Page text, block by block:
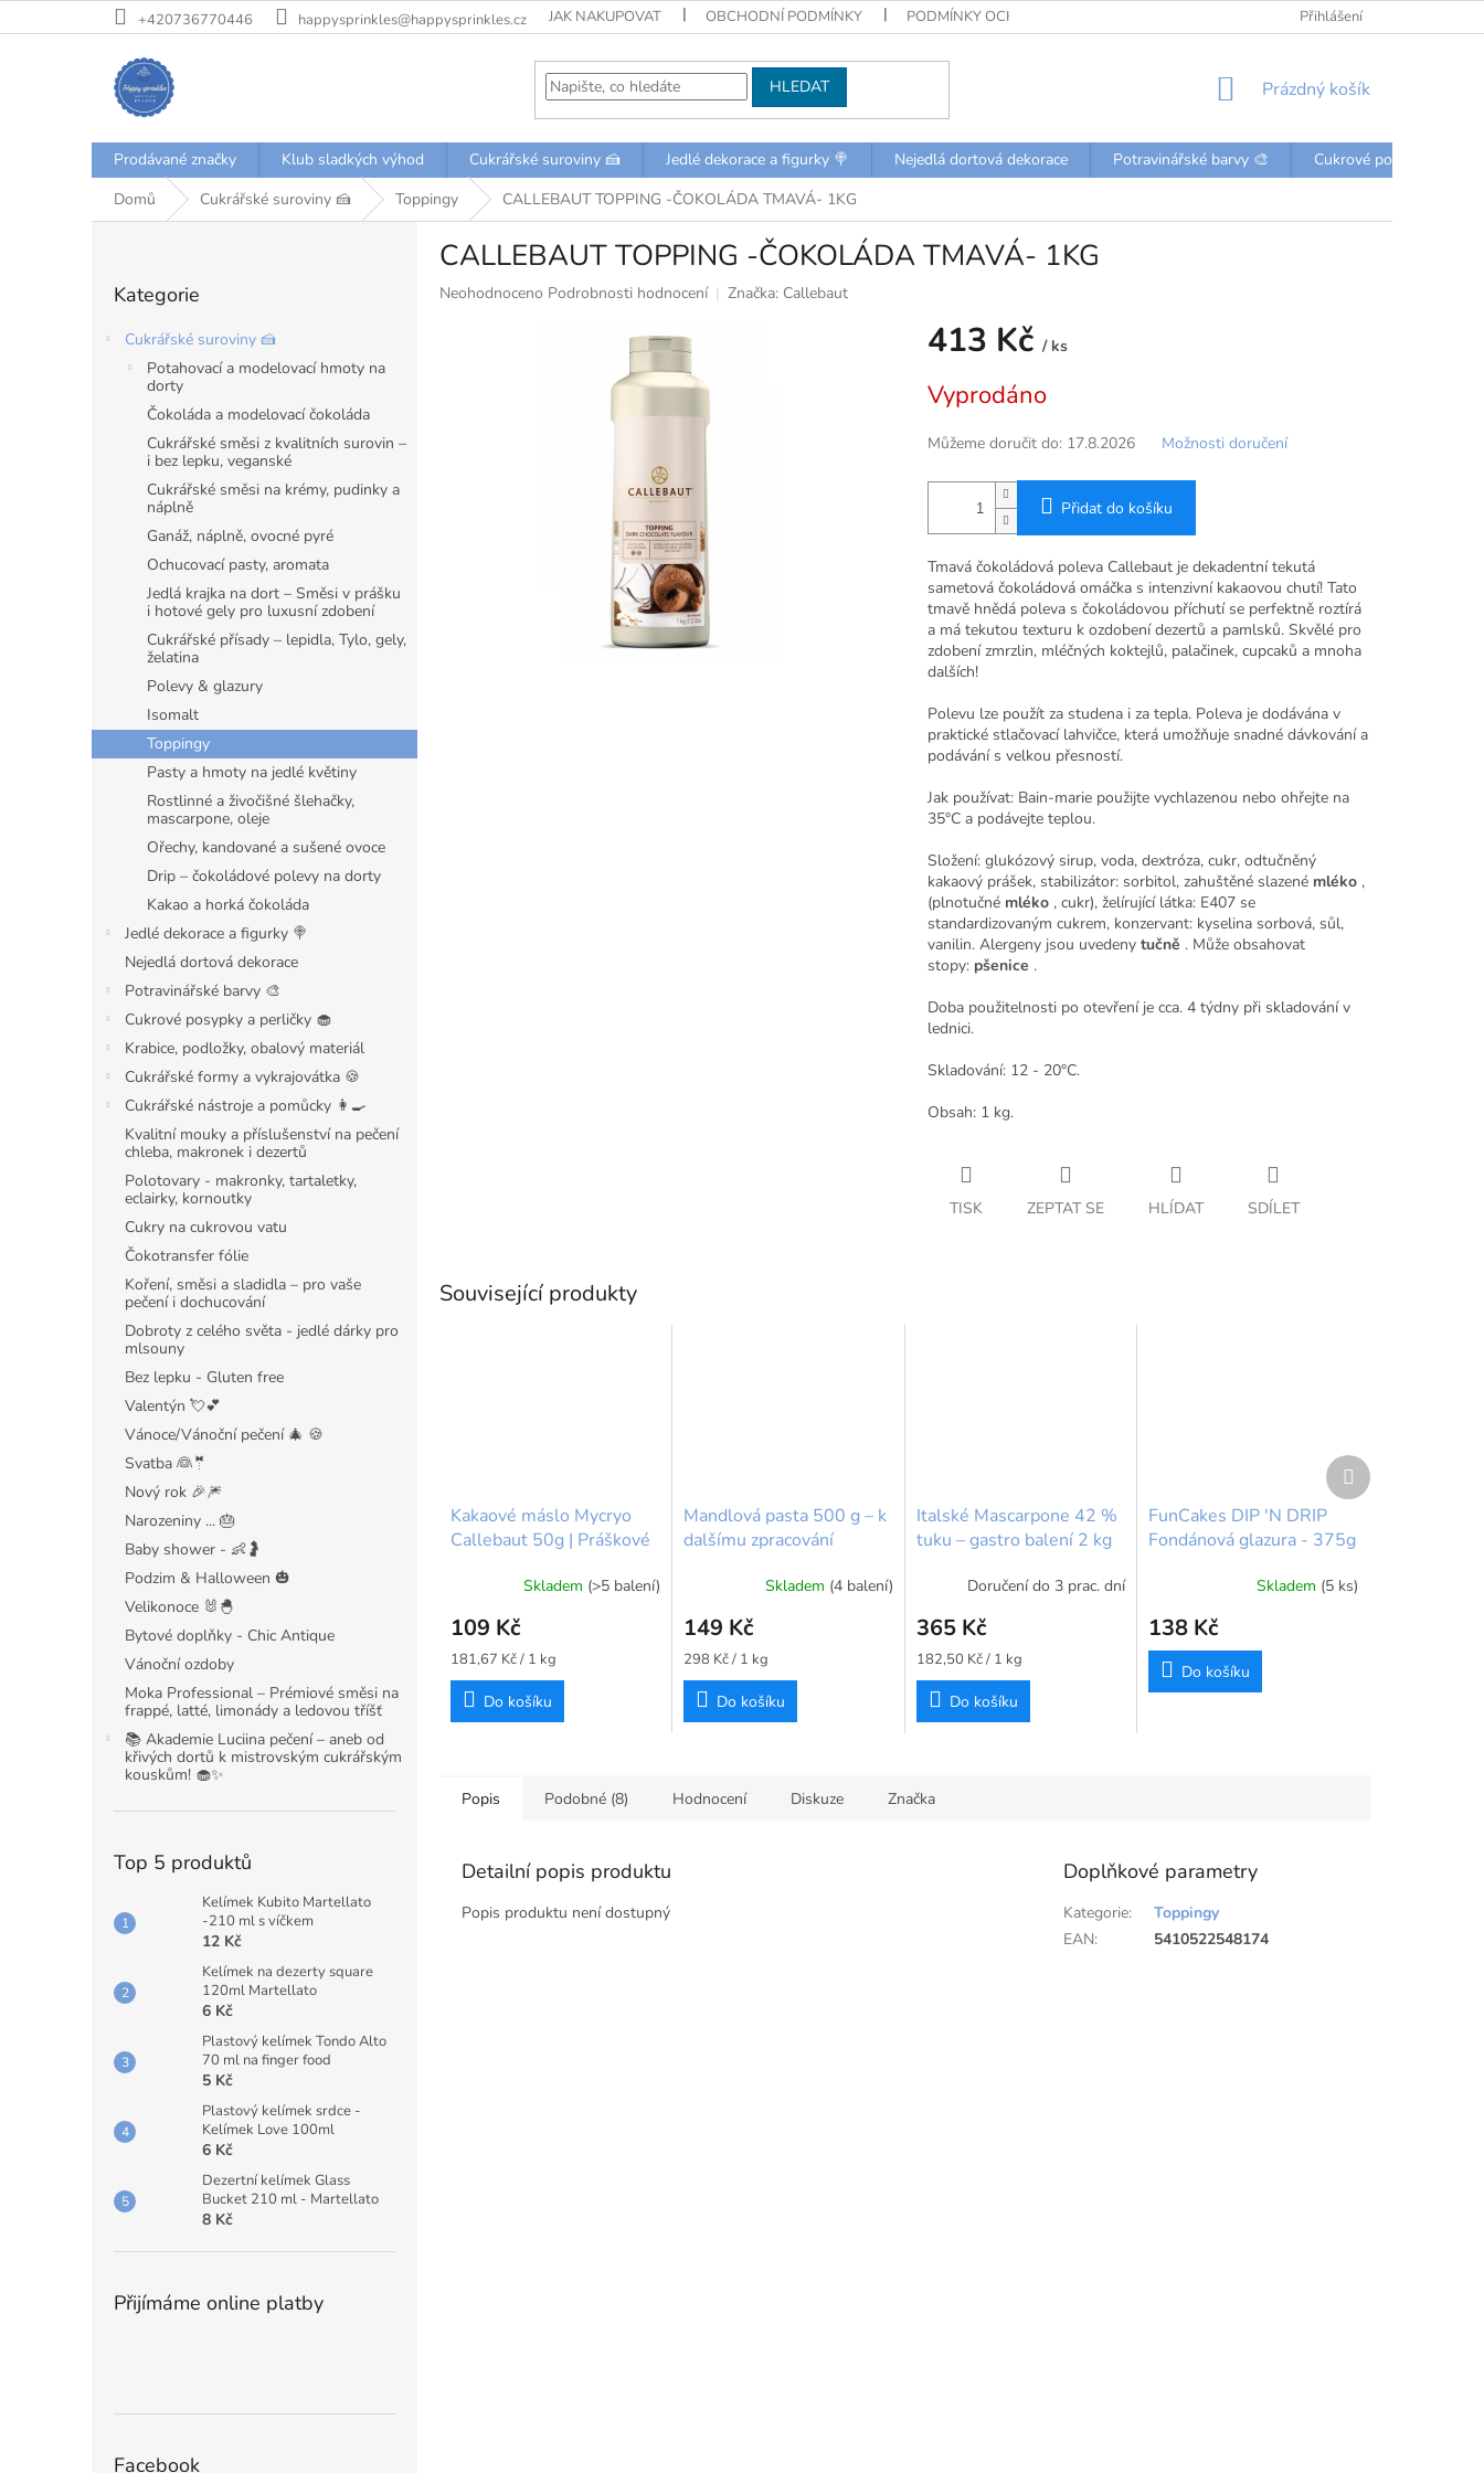
na
+420736770446 happysprinkles@happysprinkles.cz JAK NAKUPOVAT OBCHODNÍ PODMÍNKY PODMÍNKY OCHRANY OSOBNÍCH ÚDAJŮ KONTAKTYPřihlášení
HLEDAT
NÁKUPNÍ
Prázdný košík
Prodávané značky Klub sladkých výhod Cukrářské suroviny 🍰 Jedlé dekorace a figurky 🍭 Nejedlá dortová dekorace Potravinářské barvy 🎨
Cukrové posypky a
Domů
Cukrářské suroviny 🍰 Toppingy CALLEBAUT TOPPING -ČOKOLÁDA TMAVÁ- 1KG
kategorie
Kategorie
Cukrářské suroviny 🍰
Potahovací a modelovací hmoty na
dorty
Čokoláda a modelovací čokoláda
Cukrářské směsi z kvalitních surovin –
i bez lepku, veganské
Cukrářské směsi na krémy, pudinky a
náplně
Ganáž, náplně, ovocné pyré
Ochucovací pasty, aromata
Jedlá krajka na dort – Směsi v prášku
i hotové gely pro luxusní zdobení
Cukrářské přísady – lepidla, Tylo, gely,
želatina
Polevy & glazury
Isomalt
Toppingy
Pasty a hmoty na jedlé květiny
Rostlinné a živočišné šlehačky,
mascarpone, oleje
Ořechy, kandované a sušené ovoce
Drip – čokoládové polevy na dorty
Kakao a horká čokoláda
Jedlé dekorace a figurky 🍭
Nejedlá dortová dekorace
Potravinářské barvy 🎨
Cukrové posypky a perličky 🧁
Krabice, podložky, obalový materiál
Cukrářské formy a vykrajovátka 🍪
Cukrářské nástroje a pomůcky 👩‍🍳
Kvalitní mouky a příslušenství na pečení
chleba, makronek i dezertů
Polotovary - makronky, tartaletky,
eclairky, kornoutky
Cukry na cukrovou vatu
Čokotransfer fólie
Koření, směsi a sladidla – pro vaše
pečení i dochucování
Dobroty z celého světa - jedlé dárky pro
mlsouny
Bez lepku - Gluten free
Valentýn 💘💕
Vánoce/Vánoční pečení 🎄 🍪
Svatba 👰🤵
Nový rok 🎉🎆
Narozeniny ... 🎂
Baby shower - 👶🤰
Podzim & Halloween 🎃
Velikonoce 🐰🐣
Bytové doplňky - Chic Antique
Vánoční ozdoby
Moka Professional – Prémiové směsi na
frappé, latté, limonády a ledovou tříšť
📚 Akademie Luciina pečení – aneb od
křivých dortů k mistrovským cukrářským
kouskům! 🧁✨
Top 5 produktů
Kelímek Kubito Martellato
-210 ml s víčkem
12 Kč
Kelímek na dezerty square
120ml Martellato
6 Kč
Plastový kelímek Tondo Alto
70 ml na finger food
5 Kč
Plastový kelímek srdce -
Kelímek Love 100ml
6 Kč
Dezertní kelímek Glass
Bucket 210 ml - Martellato
8 Kč
Přijímáme online platby
Facebook
CALLEBAUT TOPPING -ČOKOLÁDA TMAVÁ- 1KG
Průměrné
Neohodnoceno Podrobnosti hodnocení Značka: Callebaut
413 Kč / ks
cena:
Vyprodáno
Můžeme doručit do: 17.8.2026 Možnosti doručení
Přidat do košíku
Tmavá čokoládová poleva Callebaut je dekadentní tekutá
sametová čokoládová omáčka s intenzivní kakaovou chutí! Tato
tmavě hnědá poleva s čokoládovou příchutí se perfektně roztírá
a má tekutou texturu k ozdobení dezertů a pamlsků. Skvělé pro
zdobení zmrzlin, mléčných koktejlů, palačinek, cupcaků a mnoha
dalších!
Polevu lze použít za studena i za tepla. Poleva je dodávána v
praktické stlačovací lahvičce, která umožňuje snadné dávkování a
podávání s velkou přesností.
Jak používat: Bain-marie použijte vychlazenou nebo ohřejte na
35°C a podávejte teplou.
Složení: glukózový sirup, voda, dextróza, cukr, odtučněný
kakaový prášek, stabilizátor: sorbitol, zahuštěné slazené mléko ,
(plnotučné mléko , cukr), želírující látka: E407 se
standardizovaným cukrem, konzervant: kyselina sorbová, sůl,
vanilin. Alergeny jsou uvedeny tučně . Může obsahovat
stopy: pšenice .
Doba použitelnosti po otevření je cca. 4 týdny při skladování v
lednici.
Skladování: 12 - 20°C.
Obsah: 1 kg.
TISK ZEPTAT SE HLÍDAT SDÍLET
Související produkty
Kakaové máslo Mycryo
Callebaut 50g | Práškové
Skladem (>5 balení)
109 Kč
Měrná
cena:
181,67 Kč / 1 kg
Do košíku
Mandlová pasta 500 g – k
dalšímu zpracování
Skladem (4 balení)
149 Kč
Měrná
cena:
298 Kč / 1 kg
Do košíku
Italské Mascarpone 42 %
tuku – gastro balení 2 kg
Doručení do 3 prac. dní
365 Kč
Měrná
cena:
182,50 Kč / 1 kg
Do košíku
FunCakes DIP 'N DRIP
Fondánová glazura - 375g
Skladem (5 ks)
138 Kč
Do košíku
Další
produkt
Popis Podobné (8) Hodnocení Diskuze Značka
Detailní popis produktu
Popis produktu není dostupný
Doplňkové parametry
Kategorie:
Toppingy
EAN: 5410522548174